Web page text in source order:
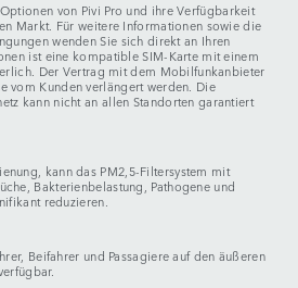
von Pivi Pro und ihre Verfügbarkeit
Markt. Für weitere Informationen sowie die
wenden Sie sich direkt an Ihren
ist eine kompatible SIM-Karte mit einem
Der Vertrag mit dem Mobilfunkanbieter
vom Kunden verlängert werden. Die
kann nicht an allen Standorten garantiert
kann das PM2,5-Filtersystem mit
Bakterienbelastung, Pathogene und
reduzieren.
Beifahrer und Passagiere auf den äußeren